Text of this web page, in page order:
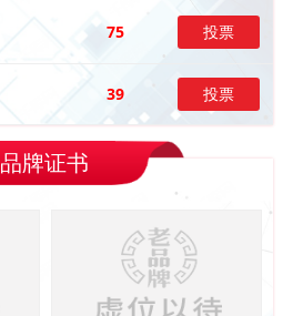
75 投票
39 投票
品牌证书